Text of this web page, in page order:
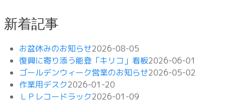
新着記事
お盆休みのお知らせ2026-08-05
復興に寄り添う能登「キリコ」看板2026-06-01
ゴールデンウィーク営業のお知らせ2026-05-02
作業用デスク2026-01-20
ＬＰレコードラック2026-01-09